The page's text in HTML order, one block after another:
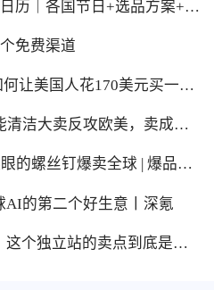
历｜各国节日+选品方案+实
免费渠道
让美国人花170美元买一台
清洁大卖反攻欧美，卖成全
的螺丝钉爆卖全球 | 爆品洞
AI的第二个好生意丨深氪
个独立站的卖点到底是什